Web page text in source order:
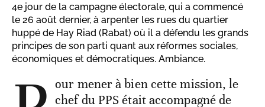
4e jour de la campagne électorale, qui a commencé
le 26 août dernier, à arpenter les rues du quartier
huppé de Hay Riad (Rabat) où il a défendu les grands
principes de son parti quant aux réformes sociales,
économiques et démocratiques. Ambiance.
our mener à bien cette mission, le
chef du PPS était accompagné de